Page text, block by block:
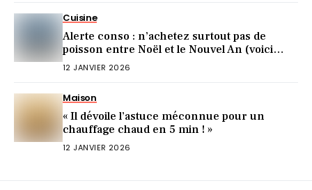
Cuisine
Alerte conso : n’achetez surtout pas de
poisson entre Noël et le Nouvel An (voici
pourquoi)
12 JANVIER 2026
Maison
« Il dévoile l’astuce méconnue pour un
chauffage chaud en 5 min ! »
12 JANVIER 2026